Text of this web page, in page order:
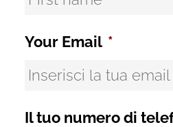
Your Email *
Il tuo numero di